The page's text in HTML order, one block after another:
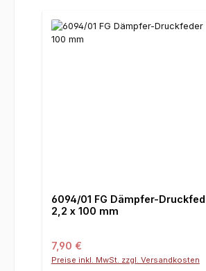
6094/01 FG Dämpfer-
2,2 x 100 mm
Regulärer Preis:
7,90 €
Preise inkl. MwSt. zzgl. Versandkosten